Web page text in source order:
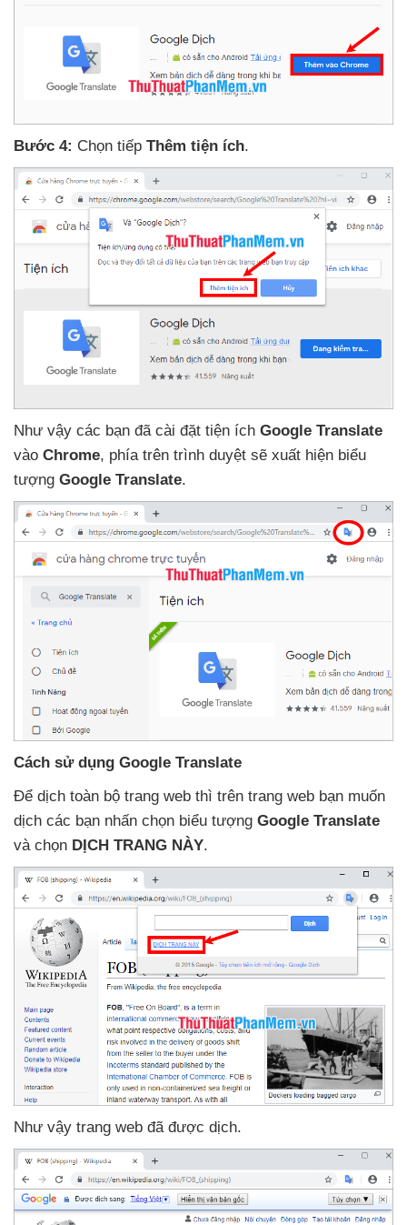
Bước 4: Chọn tiếp Thêm tiện ích.
Như vậy các bạn đã cài đặt tiện ích Google Translate
vào Chrome, phía trên trình duyệt sẽ xuất hiện biểu
tượng Google Translate.
Cách sử dụng Google Translate
Để dịch toàn bộ trang web thì trên trang web bạn muốn
dịch các bạn nhấn chọn biểu tượng Google Translate
và chọn DỊCH TRANG NÀY.
Như vậy trang web đã được dịch.